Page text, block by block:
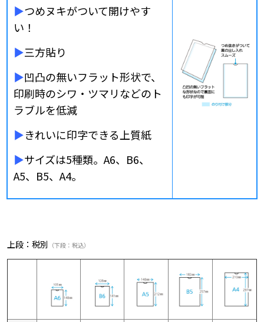
▶つめヌキがついて開けやす
い！
▶三方貼り
▶凹凸の無いフラット形状で、
印刷時のシワ・ツマリなどのト
ラブルを低減
▶きれいに印字できる上質紙
▶サイズは5種類。A6、B6、
A5、B5、A4。
上段：税別 （下段：税込）